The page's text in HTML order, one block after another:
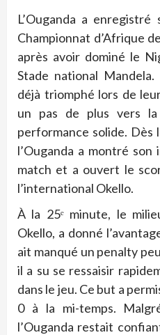
L’Ouganda a
Championnat d’Afrique
après avoir dominé le
Stade national
déjà triomphé lors de
un pas de plus vers
performance solide.
l’Ouganda a montré
match et a ouvert le
l’international Okello.
À la 25ᵉ minute, le
Okello, a donné
ait manqué un penalty
il a su se ressaisir
dans le jeu. Ce but a
0 à la mi-temps.
l’Ouganda restait